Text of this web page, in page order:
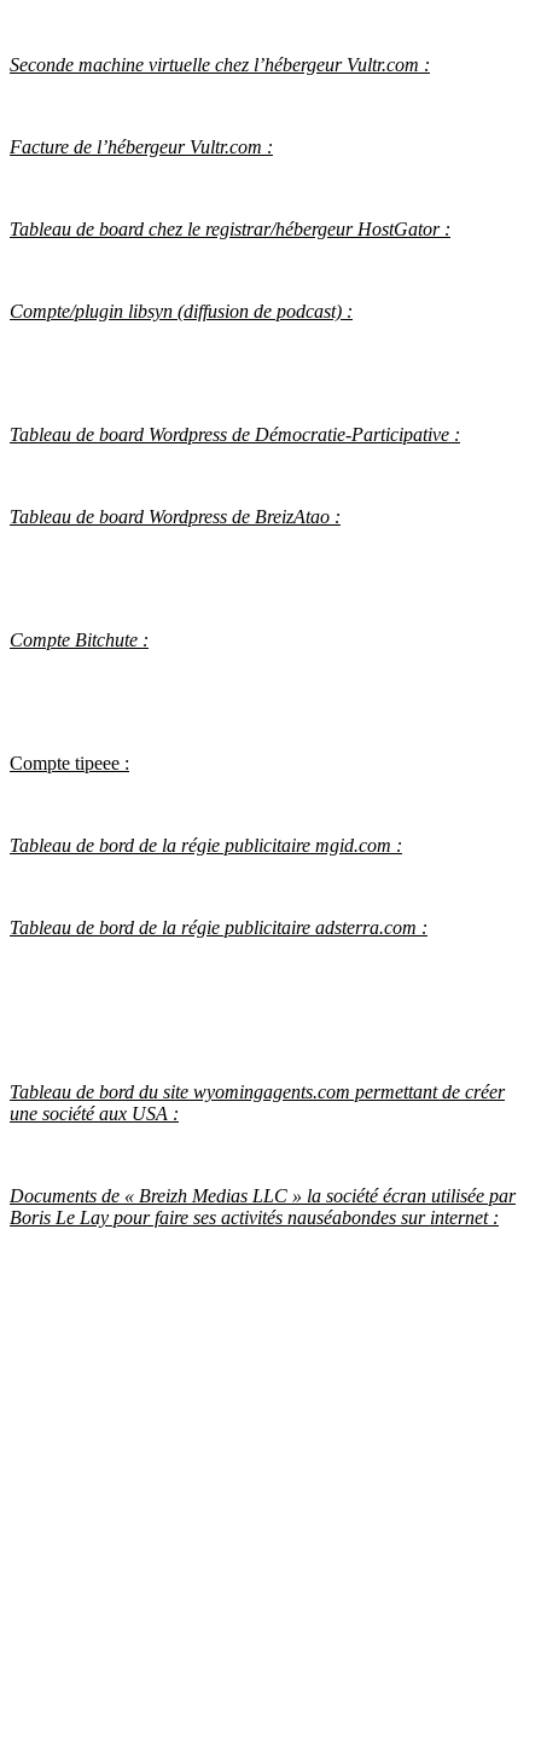
Seconde machine virtuelle chez l’hébergeur Vultr.com :
Facture de l’hébergeur Vultr.com :
Tableau de board chez le registrar/hébergeur HostGator :
Compte/plugin libsyn (diffusion de podcast) :
Tableau de board Wordpress de Démocratie-Participative :
Tableau de board Wordpress de BreizAtao :
Compte Bitchute :
Compte tipeee :
Tableau de bord de la régie publicitaire mgid.com :
Tableau de bord de la régie publicitaire adsterra.com :
Tableau de bord du site wyomingagents.com permettant de créer
une société aux USA :
Documents de « Breizh Medias LLC » la société écran utilisée par
Boris Le Lay pour faire ses activités nauséabondes sur internet :